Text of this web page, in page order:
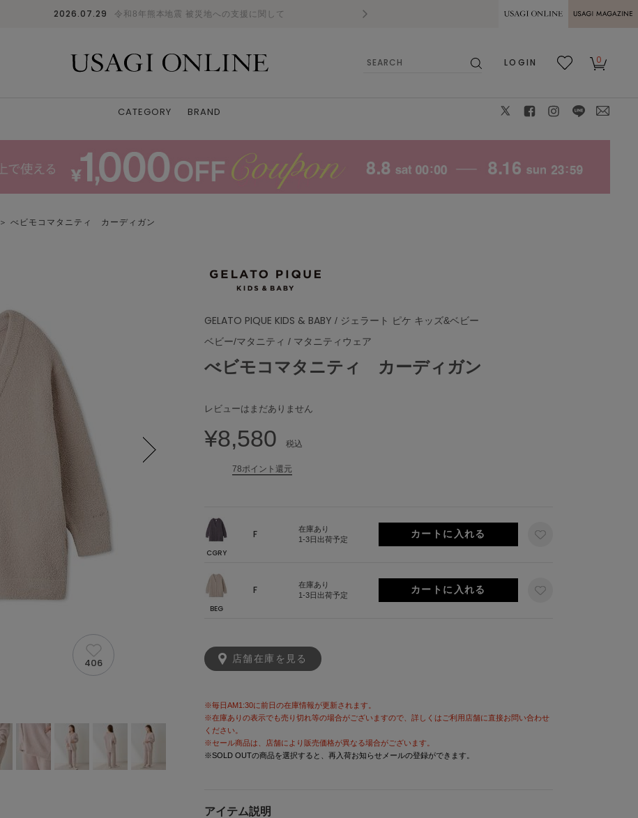
2026.07.29 令和8年熊本地震 被災地への支援に関して 熊本県熊本地方を震源とする地震の影響に
MAGAZINE
LOGIN
0
CATEGORY BRAND
＞ べビモコマタニティ カーディガン
GELATO PIQUE KIDS & BABY / ジェラート ピケ キッズ&ベビー
ベビー/マタニティ / マタニティウェア
べビモコマタニティ カーディガン
レビューはまだありません
¥8,580 税込
78ポイント還元
CGRY
F
在庫あり
1-3日出荷予定
BEG
F
在庫あり
1-3日出荷予定
店舗在庫を見る
※毎日AM1:30に前日の在庫情報が更新されます。
※在庫ありの表示でも売り切れ等の場合がございますので、詳しくはご利用店舗に直接お問い合わせ
ください。
※セール商品は、店舗により販売価格が異なる場合がございます。
※SOLD OUTの商品を選択すると、再入荷お知らせメールの登録ができます。
アイテム説明
406